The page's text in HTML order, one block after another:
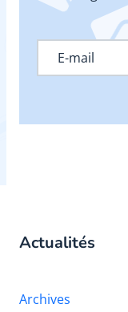
Actualités
Archives